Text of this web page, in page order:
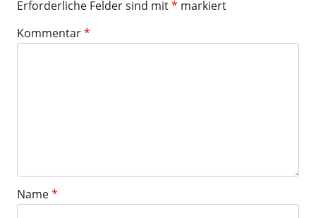
Erforderliche Felder sind mit* markiert
Kommentar*
Name*